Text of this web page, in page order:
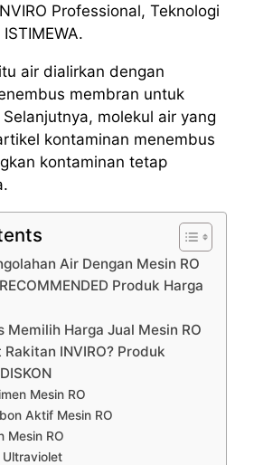
Professional, Teknologi
air dialirkan dengan
membran untuk
molekul air yang
kontaminan menembus
kontaminan tetap
Air Dengan Mesin RO
Produk Harga
Memilih Harga Jual Mesin RO
INVIRO? Produk
Mesin RO
Aktif Mesin RO
Mesin RO